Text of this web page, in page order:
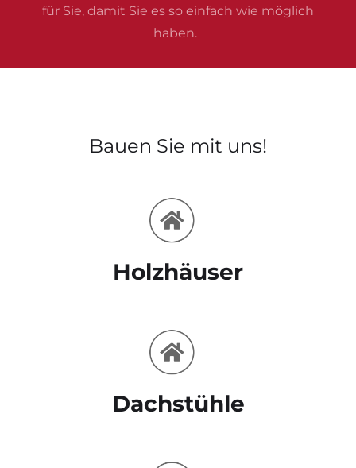
für Sie, damit Sie es so einfach wie möglich
haben.
Bauen Sie mit uns!
Holzhäuser
Dachstühle